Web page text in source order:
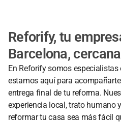
Reforify, tu
Barcelona,
En Reforify somos especialistas
estamos aquí para
entrega final de tu reforma.
experiencia local, trato humano
reformar tu casa sea más fácil